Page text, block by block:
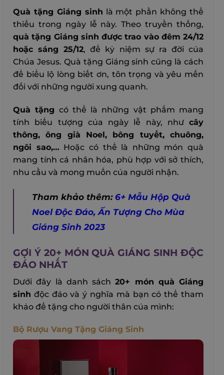
Quà tặng Giáng sinh là một phần không thể
thiếu trong ngày lễ này. Theo truyền thống,
quà tặng Giáng sinh được trao vào đêm 24/12
hoặc sáng 25/12, để kỷ niệm sự ra đời của
Chúa Jesus. Quà tặng Giáng sinh cũng là cách
để biểu lộ lòng biết ơn, tôn trọng và yêu mến
đối với những người xung quanh.
Quà tặng có thể là những vật phẩm mang
tính biểu tượng của ngày lễ này, như cây
thông, ông già Noel, bông tuyết, chuông,
ngôi sao,… Hoặc có thể là những món quà
mang tính cá nhân hóa, phù hợp với sở thích,
nhu cầu và mong muốn của người nhận.
Tham khảo thêm:6+ Mẫu Hộp Quà
Noel Độc Đáo, Ấn Tượng Cho Mùa
Giáng Sinh 2023
GỢI Ý 20+ MÓN QUÀ GIÁNG SINH ĐỘC
ĐÁO NHẤT
Dưới đây là danh sách20+ món quà Giáng
sinh độc đáo và ý nghĩa mà bạn có thể tham
khảo để tặng cho người thân của mình:
Bộ Rượu Vang Tặng Giáng Sinh